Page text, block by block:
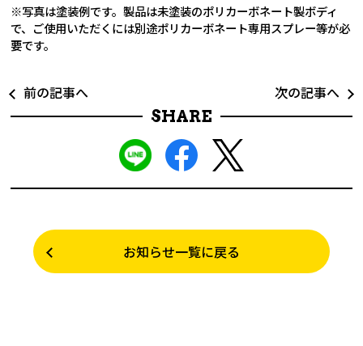
※写真は塗装例です。製品は未塗装のポリカーボネート製ボディ
で、ご使用いただくには別途ポリカーボネート専用スプレー等が必
要です。
前の記事へ
次の記事へ
SHARE
お知らせ一覧に戻る